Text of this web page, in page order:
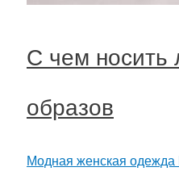
С чем носить
образов
Модная женская одежда